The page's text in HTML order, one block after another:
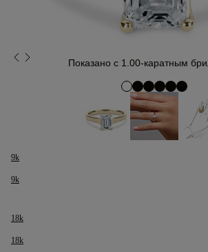
Показано с 1.00-каратным
9k
9k
18k
18k